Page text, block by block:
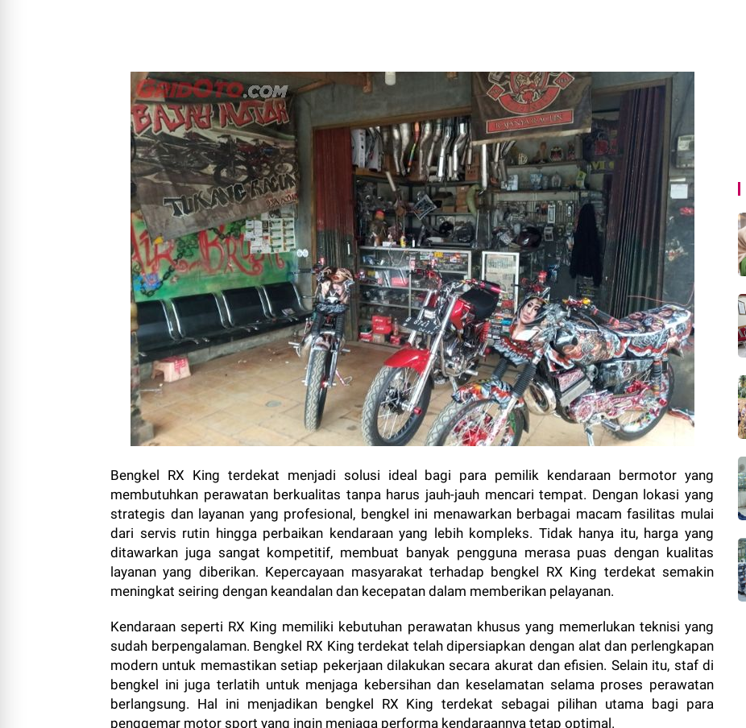
Bengkel RX King terdekat menjadi solusi ideal bagi para pemilik kendaraan bermotor yang
membutuhkan perawatan berkualitas tanpa harus jauh-jauh mencari tempat. Dengan lokasi yang
strategis dan layanan yang profesional, bengkel ini menawarkan berbagai macam fasilitas mulai
dari servis rutin hingga perbaikan kendaraan yang lebih kompleks. Tidak hanya itu, harga yang
ditawarkan juga sangat kompetitif, membuat banyak pengguna merasa puas dengan kualitas
layanan yang diberikan. Kepercayaan masyarakat terhadap bengkel RX King terdekat semakin
meningkat seiring dengan keandalan dan kecepatan dalam memberikan pelayanan.
Kendaraan seperti RX King memiliki kebutuhan perawatan khusus yang memerlukan teknisi yang
sudah berpengalaman. Bengkel RX King terdekat telah dipersiapkan dengan alat dan perlengkapan
modern untuk memastikan setiap pekerjaan dilakukan secara akurat dan efisien. Selain itu, staf di
bengkel ini juga terlatih untuk menjaga kebersihan dan keselamatan selama proses perawatan
berlangsung. Hal ini menjadikan bengkel RX King terdekat sebagai pilihan utama bagi para
penggemar motor sport yang ingin menjaga performa kendaraannya tetap optimal.